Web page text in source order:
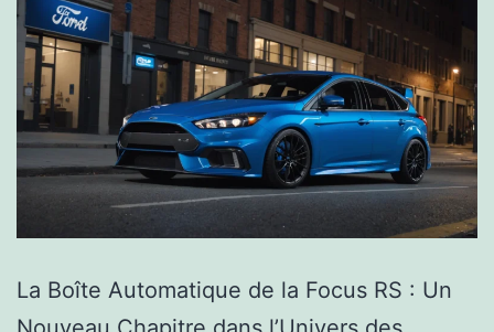
La Boîte Automatique de la Focus RS : Un